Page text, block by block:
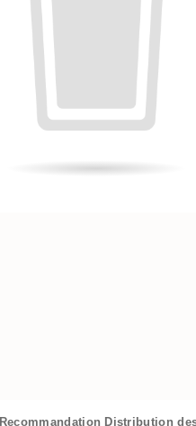
Recommandation Distribution